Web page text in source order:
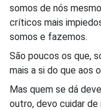
somos de nós
críticos mais
somos e fazemos.
São poucos os que,
mais a si do que aos
Mas quem se dá
outro, devo cuidar